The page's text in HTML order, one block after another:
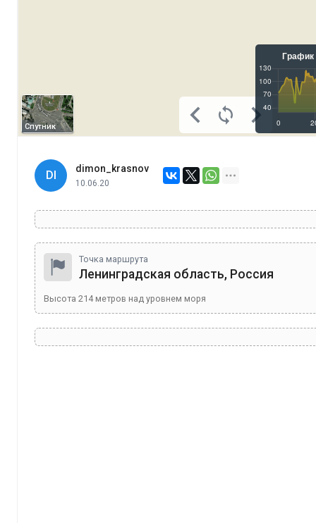
Спутник
DI
dimon_krasnov
10.06.20
Точка маршрута
Ленинградская область, Россия
Высота 214метров над уровнем моря